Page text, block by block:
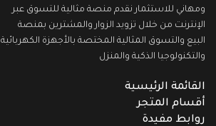
ومهاني للاستثمار نقدم منصة مثالية للتسوق عبر
الإنترنت من خلال تزويد الزوار والمشترين بمنصة
البيع والتسوق المثالية المختصة بالأجهزة الكهربائية
والتكنولوجيا الذكية والمنزل
القائمة الرئيسية
أقسام المتجر
روابط مفيدة